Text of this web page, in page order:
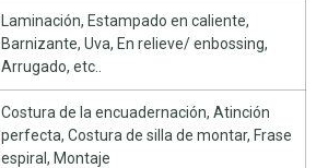
Laminación, Estampado en caliente,
Barnizante, Uva, En relieve/ enbossing,
Arrugado, etc..
Costura de la encuadernación, Atinción
perfecta, Costura de silla de montar, Frase
espiral, Montaje